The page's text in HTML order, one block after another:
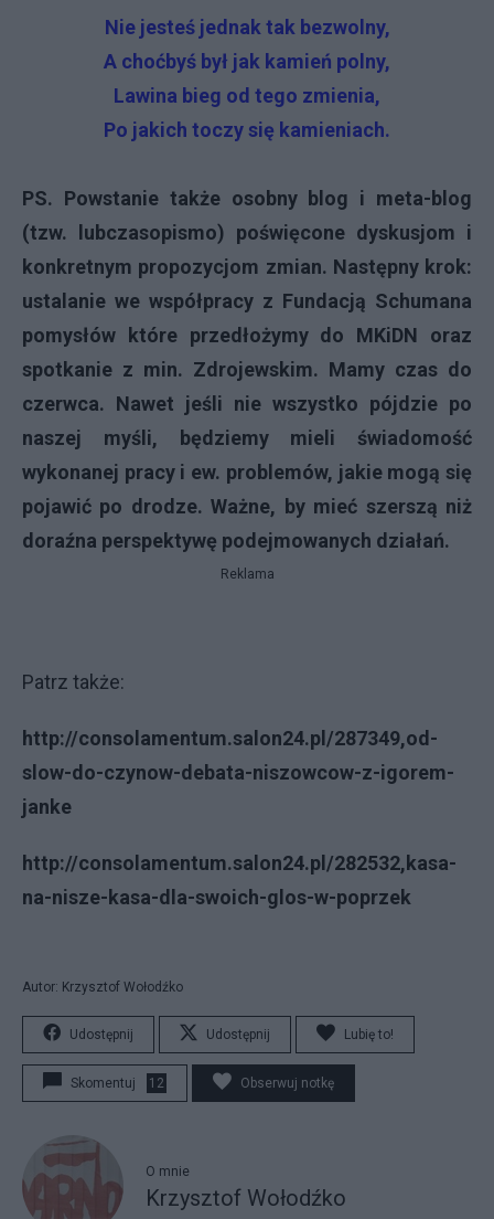
Nie jesteś jednak tak bezwolny,
A choćbyś był jak kamień polny,
Lawina bieg od tego zmienia,
Po jakich toczy się kamieniach.
PS. Powstanie także osobny blog i meta-blog
(tzw. lubczasopismo) poświęcone dyskusjom i
konkretnym propozycjom zmian. Następny krok:
ustalanie we współpracy z Fundacją Schumana
pomysłów które przedłożymy do MKiDN oraz
spotkanie z min. Zdrojewskim. Mamy czas do
czerwca. Nawet jeśli nie wszystko pójdzie po
naszej myśli, będziemy mieli świadomość
wykonanej pracy i ew. problemów, jakie mogą się
pojawić po drodze. Ważne, by mieć szerszą niż
doraźna perspektywę podejmowanych działań.
Reklama
Patrz także:
http://consolamentum.salon24.pl/287349,od-
slow-do-czynow-debata-niszowcow-z-igorem-
janke
http://consolamentum.salon24.pl/282532,kasa-
na-nisze-kasa-dla-swoich-glos-w-poprzek
Autor: Krzysztof Wołodźko
Udostępnij Udostępnij Lubię to!
Skomentuj 12 Obserwuj notkę
O mnie
Krzysztof Wołodźko